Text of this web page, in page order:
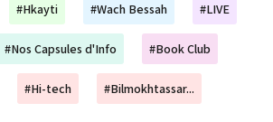
#Hkayti #Wach Bessah #LIVE
#Nos Capsules d'Info #Book Club
#Hi-tech #Bilmokhtassar...